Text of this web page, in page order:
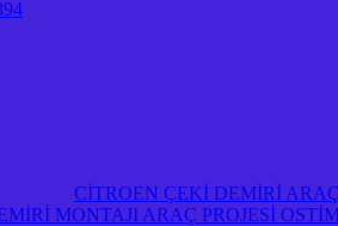
CİTROEN ÇEKİ DEMİRİ
MONTAJI ARAÇ PROJESİ